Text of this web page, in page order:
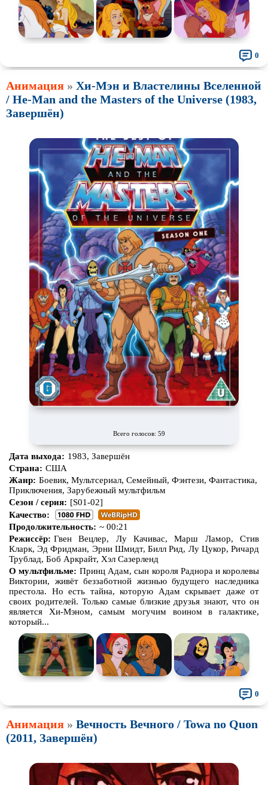
0
Анимация » Хи-Мэн и Властелины Вселенной
/ He-Man and the Masters of the Universe (1983,
Завершён)
Всего голосов: 59
Дата выхода: 1983, Завершён
Страна: США
Жанр: Боевик, Мультсериал, Семейный, Фэнтези, Фантастика,
Приключения, Зарубежный мультфильм
Сезон / серия: [S01-02]
Качество:
Продолжительность: ~ 00:21
Режиссёр: Гвен Вецлер, Лу Качивас, Марш Ламор, Стив
Кларк, Эд Фридман, Эрни Шмидт, Билл Рид, Лу Цукор, Ричард
Трублад, Боб Аркрайт, Хэл Сазерленд
О мультфильме: Принц Адам, сын короля Раднора и королевы
Виктории, живёт беззаботной жизнью будущего наследника
престола. Но есть тайна, которую Адам скрывает даже от
своих родителей. Только самые близкие друзья знают, что он
является Хи-Мэном, самым могучим воином в галактике,
который...
0
Анимация » Вечность Вечного / Towa no Quon
(2011, Завершён)